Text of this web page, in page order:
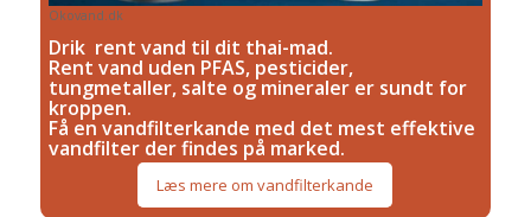
Okovand.dk
Drik rent vand til dit thai-mad.
Rent vand uden PFAS, pesticider,
tungmetaller, salte og mineraler er sundt for
kroppen.
Få en vandfilterkande med det mest effektive
vandfilter der findes på marked.
Læs mere om vandfilterkande